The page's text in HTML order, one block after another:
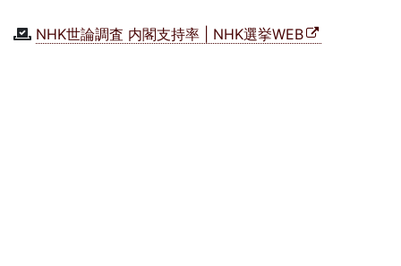
NHK世論調査 内閣支持率 | NHK選挙WEB